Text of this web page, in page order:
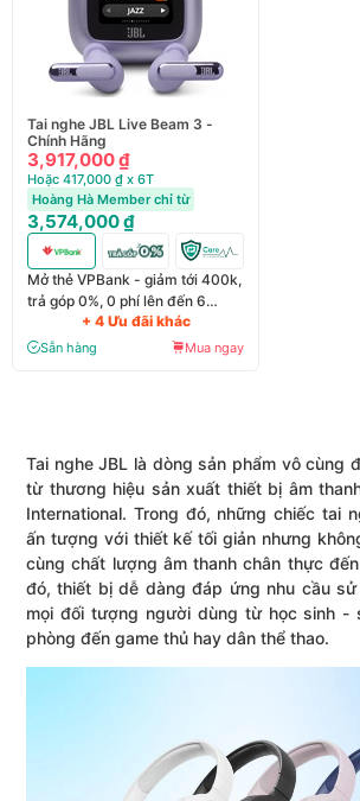
Tai nghe JBL Live Beam 3 -
Chính Hãng
3,917,000 ₫
Hoặc 417,000 ₫ x 6T
Hoàng Hà Member chỉ từ
3,574,000 ₫
Mở thẻ VPBank - giảm tới 400k,
trả góp 0%, 0 phí lên đến 6
+ 4 Ưu đãi khác
Sẵn hàng Mua ngay
Tai nghe JBL là dòng sản phẩm vô cùng
từ thương hiệu sản xuất thiết bị âm
International. Trong đó, những chiếc tai
ấn tượng với thiết kế tối giản nhưng
cùng chất lượng âm thanh chân thực
đó, thiết bị dễ dàng đáp ứng nhu cầu
mọi đối tượng người dùng từ học sinh -
phòng đến game thủ hay dân thể thao.